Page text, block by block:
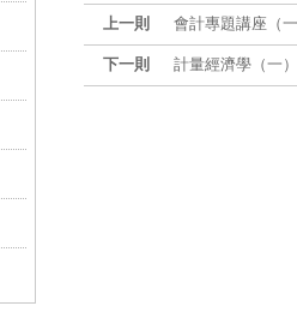
上一則 會計專題講座（
下一則 計量經濟學（一